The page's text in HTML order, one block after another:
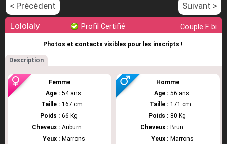
< Précédent
Suivant >
Lololaly
Profil Certifié Couple F bi
Photos et contacts visibles pour les inscripts !
Description
Femme
Age : 54 ans
Taille : 167 cm
Poids : 66 Kg
Cheveux : Auburn
Yeux : Marrons
Homme
Age : 56 ans
Taille : 171 cm
Poids : 80 Kg
Cheveux : Brun
Yeux : Marrons